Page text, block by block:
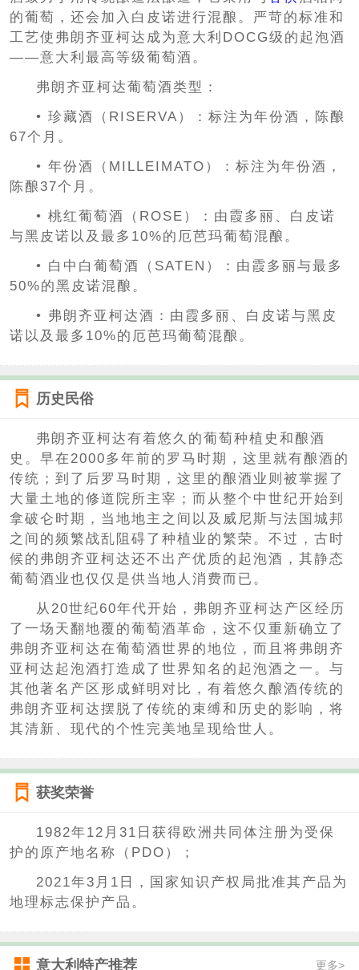
的葡萄，还会加入白皮诺进行混酿。严苛的标准和
工艺使弗朗齐亚柯达成为意大利DOCG级的起泡酒
——意大利最高等级葡萄酒。
弗朗齐亚柯达葡萄酒类型：
• 珍藏酒（RISERVA）：标注为年份酒，陈酿
67个月。
• 年份酒（MILLEIMATO）：标注为年份酒，
陈酿37个月。
• 桃红葡萄酒（ROSE）：由霞多丽、白皮诺
与黑皮诺以及最多10%的厄芭玛葡萄混酿。
• 白中白葡萄酒（SATEN）：由霞多丽与最多
50%的黑皮诺混酿。
• 弗朗齐亚柯达酒：由霞多丽、白皮诺与黑皮
诺以及最多10%的厄芭玛葡萄混酿。
历史民俗
弗朗齐亚柯达有着悠久的葡萄种植史和酿酒
史。早在2000多年前的罗马时期，这里就有酿酒的
传统；到了后罗马时期，这里的酿酒业则被掌握了
大量土地的修道院所主宰；而从整个中世纪开始到
拿破仑时期，当地地主之间以及威尼斯与法国城邦
之间的频繁战乱阻碍了种植业的繁荣。不过，古时
候的弗朗齐亚柯达还不出产优质的起泡酒，其静态
葡萄酒业也仅仅是供当地人消费而已。
从20世纪60年代开始，弗朗齐亚柯达产区经历
了一场天翻地覆的葡萄酒革命，这不仅重新确立了
弗朗齐亚柯达在葡萄酒世界的地位，而且将弗朗齐
亚柯达起泡酒打造成了世界知名的起泡酒之一。与
其他著名产区形成鲜明对比，有着悠久酿酒传统的
弗朗齐亚柯达摆脱了传统的束缚和历史的影响，将
其清新、现代的个性完美地呈现给世人。
获奖荣誉
1982年12月31日获得欧洲共同体注册为受保
护的原产地名称（PDO）；
2021年3月1日，国家知识产权局批准其产品为
地理标志保护产品。
意大利特产推荐 更多>